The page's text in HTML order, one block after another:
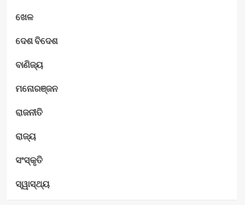
ଖେଳ
ଦେଶ ବିଦେଶ
ବାଣିଜ୍ୟ
ମନୋରଞ୍ଜନ
ରାଜନୀତି
ରାଜ୍ୟ
ସଂସ୍କୃତି
ସ୍ୱାସ୍ଥ୍ୟ